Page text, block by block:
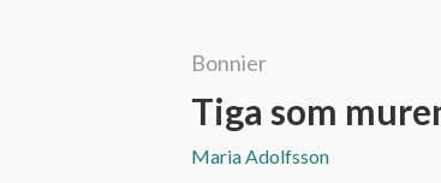
Bonnier
Tiga som
Maria Adolfsson